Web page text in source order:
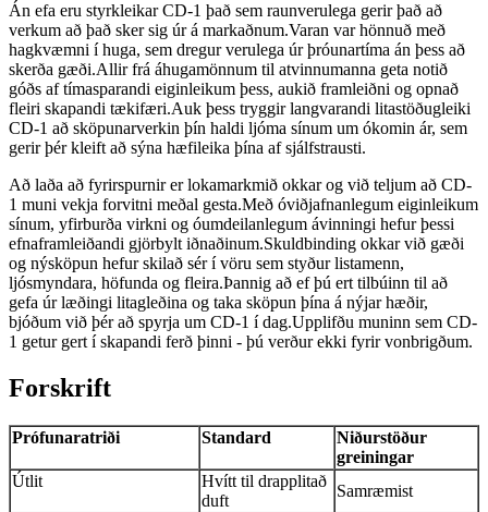
Án efa eru styrkleikar CD-1 það sem raunverulega gerir það að
verkum að það sker sig úr á markaðnum.Varan var hönnuð með
hagkvæmni í huga, sem dregur verulega úr þróunartíma án þess að
skerða gæði.Allir frá áhugamönnum til atvinnumanna geta notið
góðs af tímasparandi eiginleikum þess, aukið framleiðni og opnað
fleiri skapandi tækifæri.Auk þess tryggir langvarandi litastöðugleiki
CD-1 að sköpunarverkin þín haldi ljóma sínum um ókomin ár, sem
gerir þér kleift að sýna hæfileika þína af sjálfstrausti.
Að laða að fyrirspurnir er lokamarkmið okkar og við teljum að CD-
1 muni vekja forvitni meðal gesta.Með óviðjafnanlegum eiginleikum
sínum, yfirburða virkni og óumdeilanlegum ávinningi hefur þessi
efnaframleiðandi gjörbylt iðnaðinum.Skuldbinding okkar við gæði
og nýsköpun hefur skilað sér í vöru sem styður listamenn,
ljósmyndara, höfunda og fleira.Þannig að ef þú ert tilbúinn til að
gefa úr læðingi litagleðina og taka sköpun þína á nýjar hæðir,
bjóðum við þér að spyrja um CD-1 í dag.Upplifðu muninn sem CD-
1 getur gert í skapandi ferð þinni - þú verður ekki fyrir vonbrigðum.
Forskrift
Prófunaratriði Standard
Niðurstöður
greiningar
Útlit
Hvítt til drapplitað
duft
Samræmist